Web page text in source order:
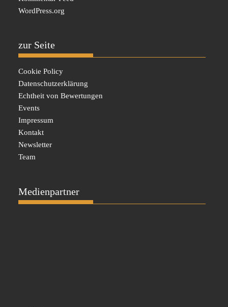
WordPress.org
zur Seite
Cookie Policy
Datenschutzerklärung
Echtheit von Bewertungen
Events
Impressum
Kontakt
Newsletter
Team
Medienpartner